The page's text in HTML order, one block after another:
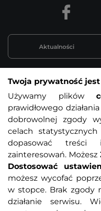
O nas
Polityka prywatności
Metody płatności
Usługi dodatkowe
Aktualności
Facebook
Twoja prywatność
Używamy plików
prawidłowego
dobrowolnej zgody
celach
dopasować
zainteresowań. Możesz
Dostosować
możesz wycofać
w stopce. Brak zgody
działanie serwisu.